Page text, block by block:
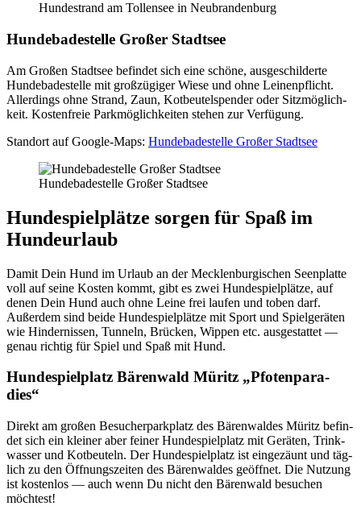
Hun­de­strand am Tol­len­see in Neu­bran­den­burg
Hun­de­ba­de­stel­le Gro­ßer Stadt­see
Am Gro­ßen Stadt­see befin­det sich eine schö­ne, aus­ge­schil­der­te
Hun­de­ba­de­stel­le mit groß­zü­gi­ger Wie­se und ohne Lei­nen­pflicht.
Aller­dings ohne Strand, Zaun, Kot­beu­tel­spen­der oder Sitz­mög­lich­
keit. Kos­ten­freie Park­mög­lich­kei­ten ste­hen zur Ver­fü­gung.
Stand­ort auf Goog­le-Maps: Hun­de­ba­de­stel­le Gro­ßer Stadt­see
Hun­de­ba­de­stel­le Gro­ßer Stadt­see
Hun­de­spiel­plät­ze sor­gen für Spaß im
Hun­de­ur­laub
Damit Dein Hund im Urlaub an der Meck­len­bur­gi­schen Seen­plat­te
voll auf sei­ne Kos­ten kommt, gibt es zwei Hun­de­spiel­plät­ze, auf
denen Dein Hund auch ohne Lei­ne frei lau­fen und toben darf.
Außer­dem sind bei­de Hun­de­spiel­plät­ze mit Sport und Spiel­ge­rä­ten
wie Hin­der­nis­sen, Tun­neln, Brü­cken, Wip­pen etc. aus­ge­stat­tet —
genau rich­tig für Spiel und Spaß mit Hund.
Hun­de­spiel­platz Bären­wald Müritz „Pfo­ten­pa­ra­
dies“
Direkt am gro­ßen Besu­cher­park­platz des Bären­wal­des Müritz befin­
det sich ein klei­ner aber fei­ner Hun­de­spiel­platz mit Gerä­ten, Trink­
was­ser und Kot­beu­teln. Der Hun­de­spiel­platz ist ein­ge­zäunt und täg­
lich zu den Öff­nungs­zei­ten des Bären­wal­des geöff­net. Die Nut­zung
ist kos­ten­los — auch wenn Du nicht den Bären­wald besu­chen
möch­test!